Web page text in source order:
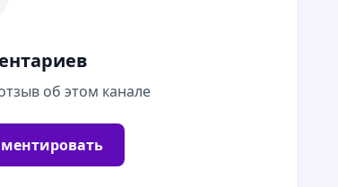
об этом канале